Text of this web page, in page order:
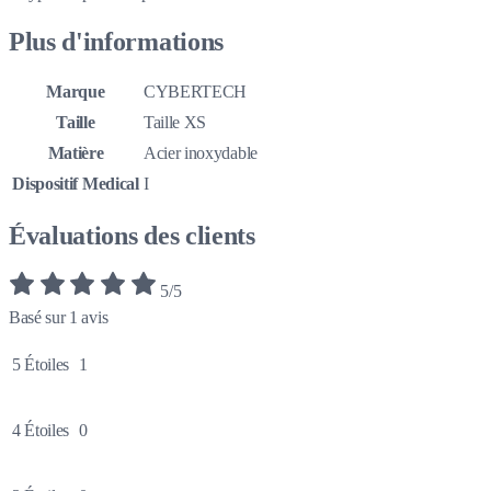
Plus d'informations
Marque
CYBERTECH
Taille
Taille XS
Matière
Acier inoxydable
Dispositif Medical I
Évaluations des clients
5/5
Basé sur 1 avis
5 Étoiles 1
4 Étoiles 0